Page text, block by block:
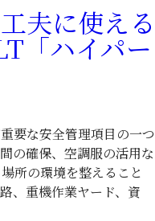
夫に使える
「ハイパー
要な安全管理項目の一つ
の確保、空調服の活用な
所の環境を整えること
、重機作業ヤード、資